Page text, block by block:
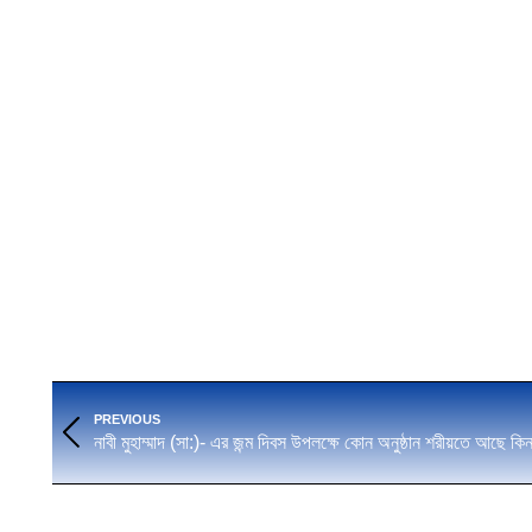
Post
navigation
PREVIOUS
Previous
post:
নাবী মুহাম্মাদ (সা:)- এর জন্ম দিবস উপলক্ষে কোন অনুষ্ঠান শরীয়তে আছে